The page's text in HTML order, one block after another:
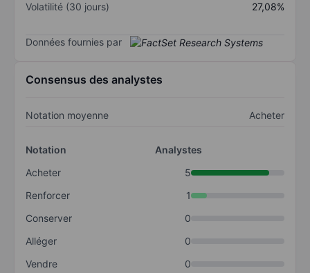
Volatilité (30 jours)
27,08%
Données fournies par
Consensus des analystes
Notation moyenne Acheter
Notation
Analystes
Acheter
5
Renforcer
1
Conserver
0
Alléger
0
Vendre
0